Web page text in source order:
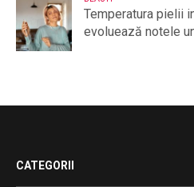
Temperatura pielii
evoluează notele
CATEGORII